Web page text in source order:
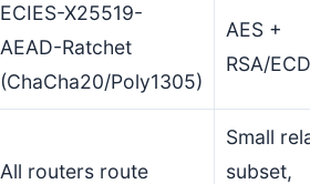
ECIES-X25519-
AEAD-Ratchet
(ChaCha20/Poly1305)
AES +
RSA/
All routers route
Small
subset,